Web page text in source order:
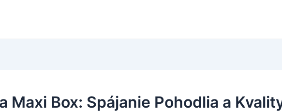
Maxi Box: Spájanie Pohodlia a